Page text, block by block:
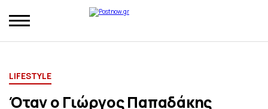
LIFESTYLE
Όταν ο Γιώργος Παπαδάκης